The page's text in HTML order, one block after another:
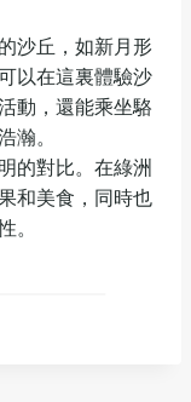
沙丘，如新月形
以在這裏體驗沙
動，還能乘坐駱
瀚。
的對比。在綠洲
和美食，同時也
。